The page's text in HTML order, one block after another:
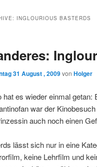
INGLOURIOUS BASTERDS
31 August , 2009von Holger
hat es wieder einmal
war der
auch noch einen
lässt sich nur in eine
keine Lehrfilm und